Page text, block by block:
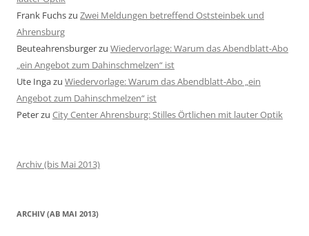
Frank Fuchszu Zwei Meldungen betreffend Oststeinbek und
Ahrensburg
Beuteahrensburgerzu Wiedervorlage: Warum das Abendblatt-Abo
„ein Angebot zum Dahinschmelzen“ ist
Ute Ingazu Wiedervorlage: Warum das Abendblatt-Abo „ein
Angebot zum Dahinschmelzen“ ist
Peterzu City Center Ahrensburg: Stilles Örtlichen mit lauter Optik
Archiv (bis Mai 2013)
ARCHIV (AB MAI 2013)